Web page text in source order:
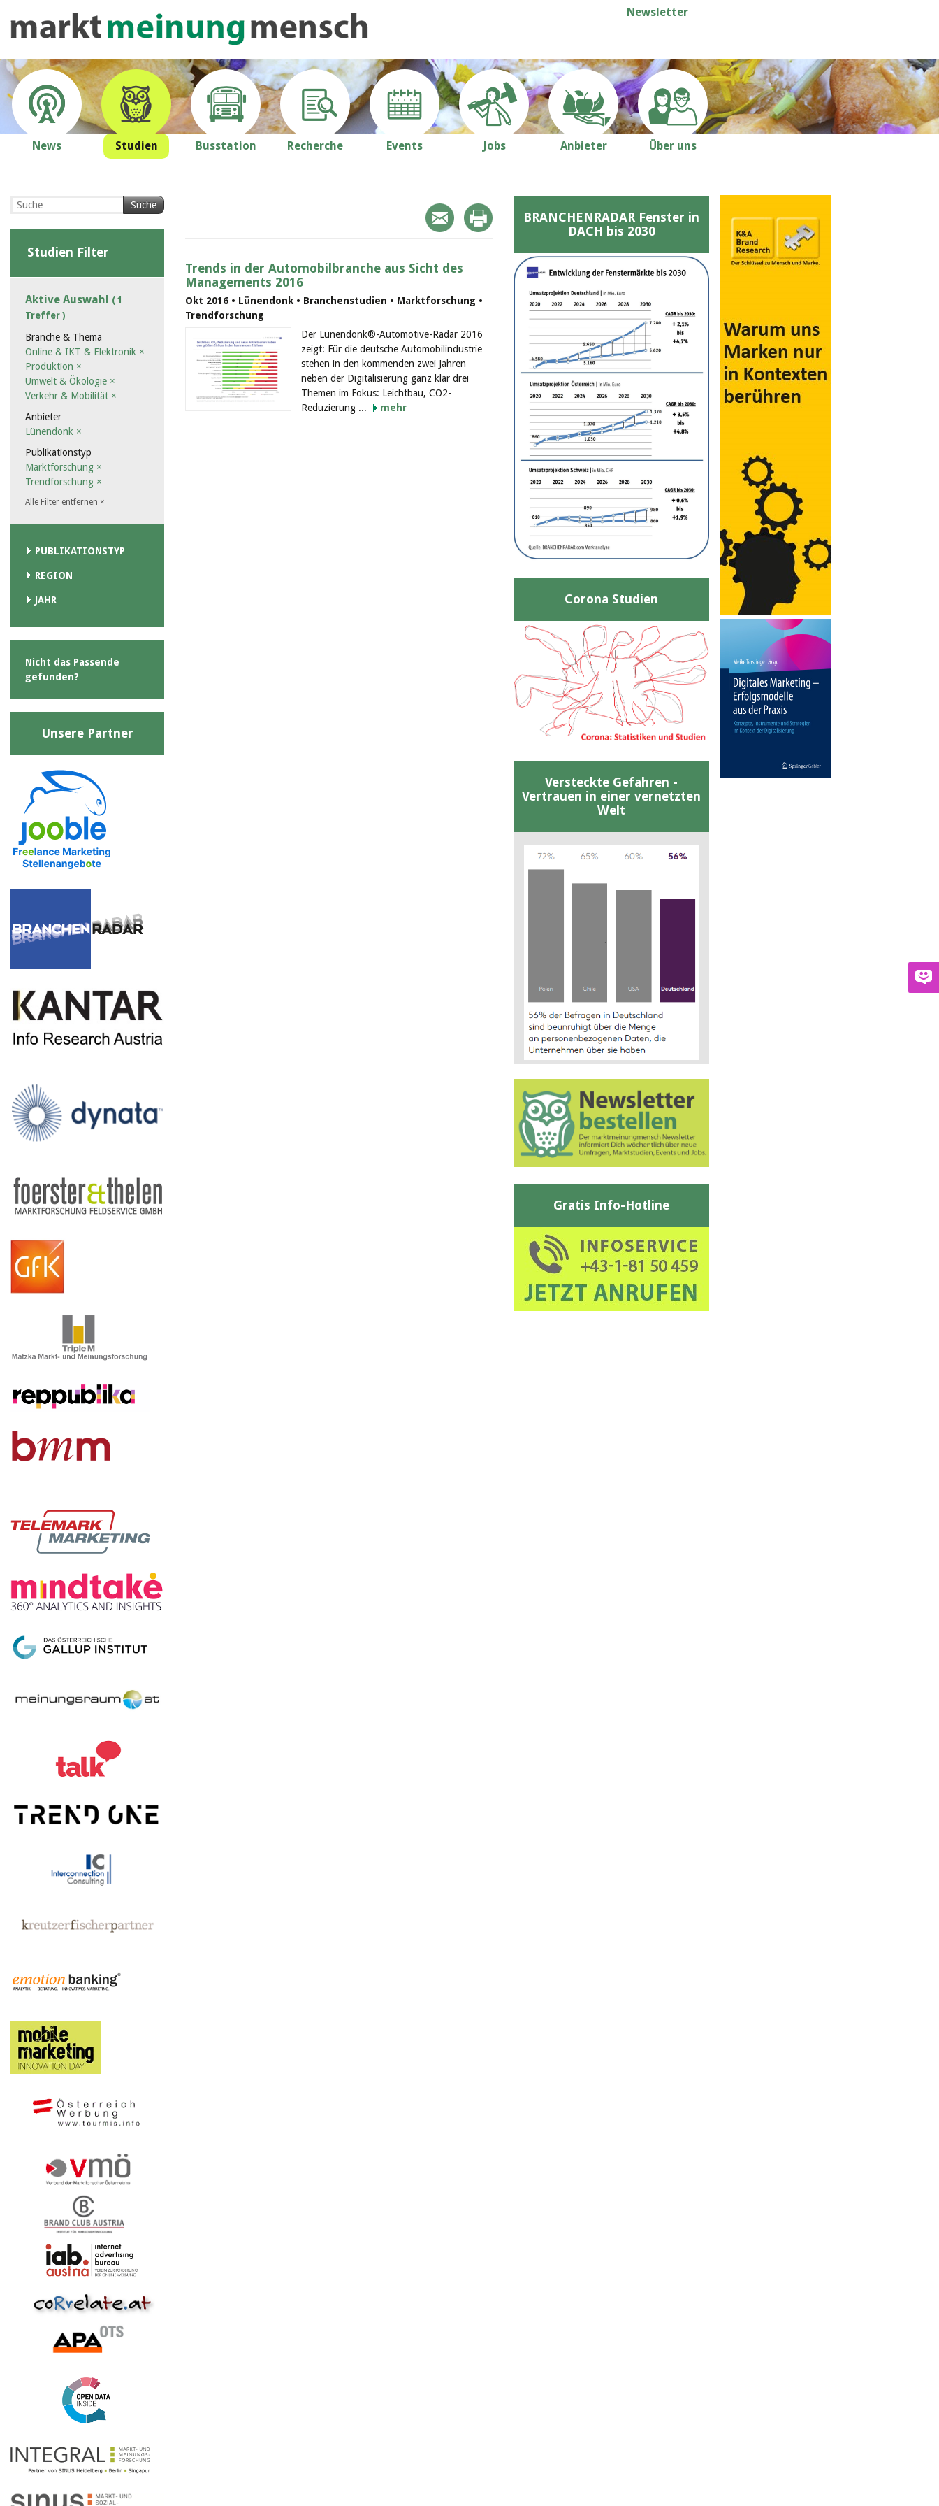
Newsletter
News Studien Busstation Recherche Events Jobs Anbieter Über uns
Trends in der Automobilbranche aus Sicht des
Managements 2016
Okt 2016 • Lünendonk • Branchenstudien • Marktforschung •
Trendforschung
Der Lünendonk®-Automotive-Radar 2016
zeigt: Für die deutsche Automobilindustrie
stehen in den kommenden zwei Jahren
neben der Digitalisierung ganz klar drei
Themen im Fokus: Leichtbau, CO2-
Reduzierung ...
mehr
Suche
Studien Filter
Aktive Auswahl ( 1
Treffer )
Branche & Thema
Online & IKT & Elektronik ×
Produktion ×
Umwelt & Ökologie ×
Verkehr & Mobilität ×
Anbieter
Lünendonk ×
Publikationstyp
Marktforschung ×
Trendforschung ×
Alle Filter entfernen ×
PUBLIKATIONSTYP
REGION
JAHR
Nicht das Passende
gefunden?
Unsere Partner
BRANCHENRADAR Fenster in
DACH bis 2030
Corona Studien
Versteckte Gefahren -
Vertrauen in einer vernetzten
Welt
Gratis Info-Hotline